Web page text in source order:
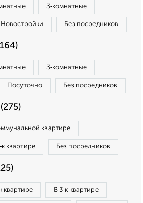
3‑комнатные
Новостройки Без посредников
3‑комнатные
Посуточно Без посредников
квартире
квартире Без посредников
квартире В 3‑к квартире